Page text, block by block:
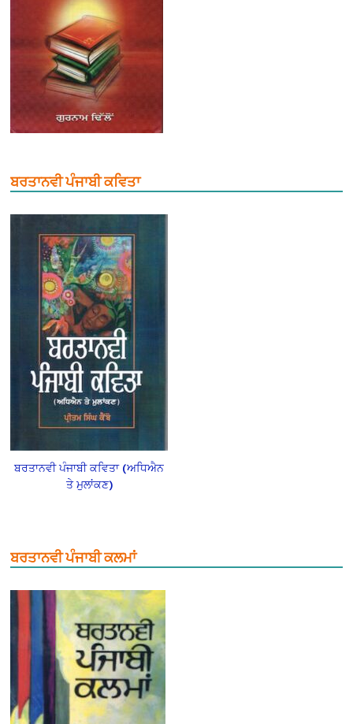
ਬਰਤਾਨਵੀ ਪੰਜਾਬੀ ਕਵਿਤਾ
ਬਰਤਾਨਵੀ ਪੰਜਾਬੀ ਕਵਿਤਾ (ਅਧਿਐਨ
ਤੇ ਮੁਲਾਂਕਣ)
ਬਰਤਾਨਵੀ ਪੰਜਾਬੀ ਕਲਮਾਂ